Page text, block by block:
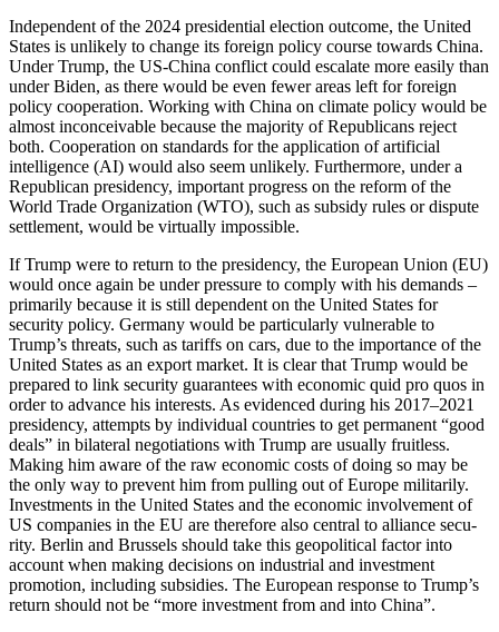
Independent of the 2024 presidential election out­come, the United
States is unlikely to change its for­eign policy course towards China.
Under Trump, the US-China conflict could escalate more easily than
under Biden, as there would be even fewer areas left for foreign
policy cooperation. Working with China on climate policy would be
almost inconceivable because the majority of Republicans reject
both. Co­operation on standards for the application of artificial
intelligence (AI) would also seem unlikely. Furthermore, under a
Republican presidency, important progress on the reform of the
World Trade Organization (WTO), such as subsidy rules or dispute
settle­ment, would be virtually impossible.
If Trump were to return to the presidency, the Euro­pean Union (EU)
would once again be under pressure to comply with his demands –
primarily because it is still dependent on the United States for
security policy. Germany would be particularly vul­nerable to
Trump’s threats, such as tariffs on cars, due to the importance of the
United States as an ex­port market. It is clear that Trump would be
prepared to link security guarantees with economic quid pro quos in
order to advance his interests. As evidenced during his 2017–2021
presidency, attempts by indi­vidual countries to get permanent “good
deals” in bi­lateral negotiations with Trump are usually fruit­less.
Making him aware of the raw economic costs of doing so may be
the only way to prevent him from pulling out of Europe militarily.
Investments in the United States and the economic involvement of
US companies in the EU are therefore also central to alliance secu­
rity. Berlin and Brussels should take this geo­political factor into
account when making decisions on industrial and investment
promotion, including subsidies. The European response to Trump’s
return should not be “more investment from and into China”.